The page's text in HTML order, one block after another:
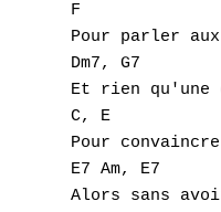
F
Pour parler aux
Dm7, G7
Et rien qu'une
C, E
Pour
E7 Am, E7
Alors sans